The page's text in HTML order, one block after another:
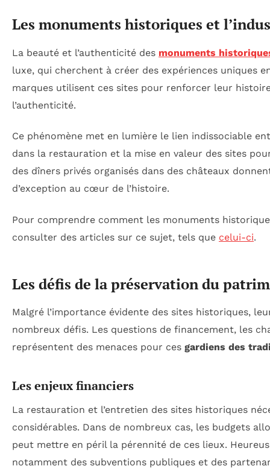
Les monuments historiques et
La beauté et l’authenticité des monuments
luxe, qui cherchent à créer des expériences uniques
marques utilisent ces sites pour renforcer leur
l’authenticité.
Ce phénomène met en lumière le lien indissociable
dans la restauration et la mise en valeur des sites
des dîners privés organisés dans des châteaux
d’exception au cœur de l’histoire.
Pour comprendre comment les monuments
consulter des articles sur ce sujet, tels que celui-ci.
Les défis de la préservation du
Malgré l’importance évidente des sites historiques,
nombreux défis. Les questions de financement, les
représentent des menaces pour ces gardiens des
Les enjeux financiers
La restauration et l’entretien des sites historiques
considérables. Dans de nombreux cas, les budgets
peut mettre en péril la pérennité de ces lieux.
notamment des subventions publiques et des